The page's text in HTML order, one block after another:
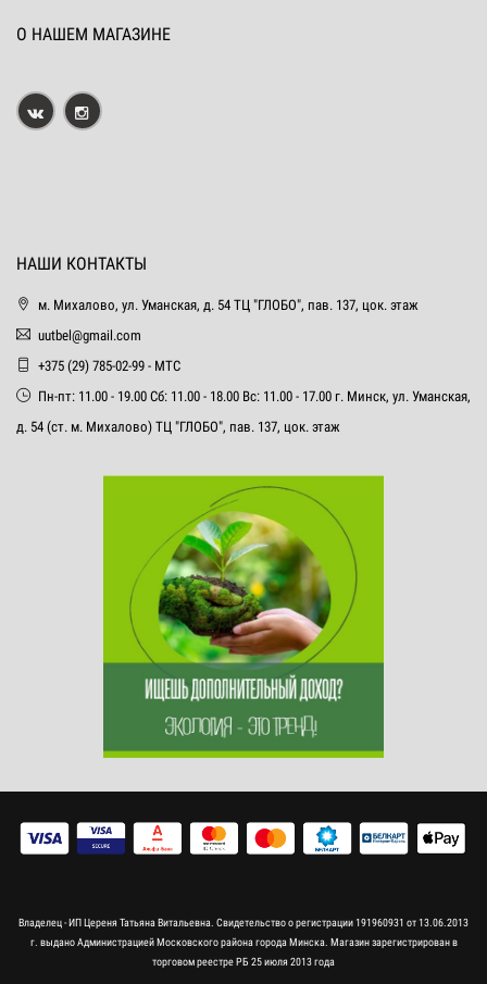
О НАШЕМ МАГАЗИНЕ
НАШИ КОНТАКТЫ
м. Михалово, ул. Уманская, д. 54 ТЦ "ГЛОБО", пав. 137, цок. этаж
uutbel@gmail.com
+375 (29) 785-02-99 - МТС
Пн-пт: 11.00 - 19.00 Сб: 11.00 - 18.00 Вс: 11.00 - 17.00 г. Минск, ул. Уманская,
д. 54 (ст. м. Михалово) ТЦ "ГЛОБО", пав. 137, цок. этаж
Владелец - ИП Цереня Татьяна Витальевна. Свидетельство о регистрации 191960931 от 13.06.2013
г. выдано Администрацией Московского района города Минска. Магазин зарегистрирован в
торговом реестре РБ 25 июля 2013 года